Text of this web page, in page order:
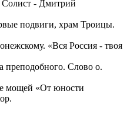
Солист - Дмитрий
подвиги, храм Троицы.
«Вся Россия - твоя
преподобного. Слово о.
мощей «От юности